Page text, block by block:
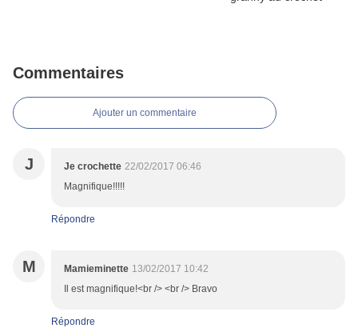
Commentaires
Ajouter un commentaire
J Je crochette 22/02/2017 06:46
Magnifique!!!!!
Répondre
M Mamieminette 13/02/2017 10:42
Il est magnifique!<br /> <br /> Bravo
Répondre